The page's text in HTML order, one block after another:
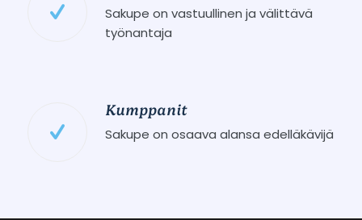
Sakupe on vastuullinen ja välittävä
työnantaja
Kumppanit
Sakupe on osaava alansa edelläkävijä